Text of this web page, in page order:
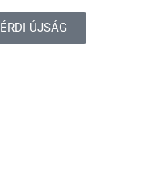
ÉRDI ÚJSÁG